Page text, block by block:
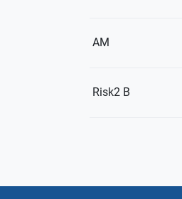
AM
Risk2 B